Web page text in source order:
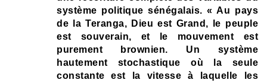
système politique sénégalais. « Au pays
de la Teranga, Dieu est Grand, le peuple
est souverain, et le mouvement est
purement brownien. Un système
hautement stochastique où la seule
constante est la vitesse à laquelle les